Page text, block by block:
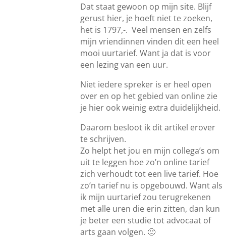
Dat staat gewoon op mijn site. Blijf
gerust hier, je hoeft niet te zoeken,
het is 1797,-. Veel mensen en zelfs
mijn vriendinnen vinden dit een heel
mooi uurtarief. Want ja dat is voor
een lezing van een uur.
Niet iedere spreker is er heel open
over en op het gebied van online zie
je hier ook weinig extra duidelijkheid.
Daarom besloot ik dit artikel erover
te schrijven.
Zo helpt het jou en mijn collega’s om
uit te leggen hoe zo’n online tarief
zich verhoudt tot een live tarief. Hoe
zo’n tarief nu is opgebouwd. Want als
ik mijn uurtarief zou terugrekenen
met alle uren die erin zitten, dan kun
je beter een studie tot advocaat of
arts gaan volgen. 🙂